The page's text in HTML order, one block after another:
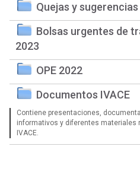
Quejas y sugerencias
Bolsas urgentes de
2023
OPE 2022
Documentos IVACE
Contiene presentaciones,
informativos y diferentes materiales
IVACE.